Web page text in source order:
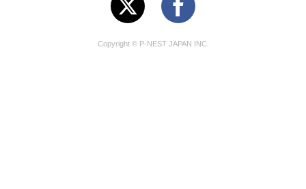
Copyright © P-NEST JAPAN INC.